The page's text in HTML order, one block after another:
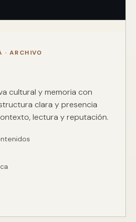
· ARCHIVO
cultural y memoria con
clara y presencia
lectura y reputación.